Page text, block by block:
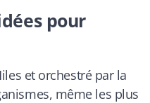
pour
et orchestré par la
même les plus